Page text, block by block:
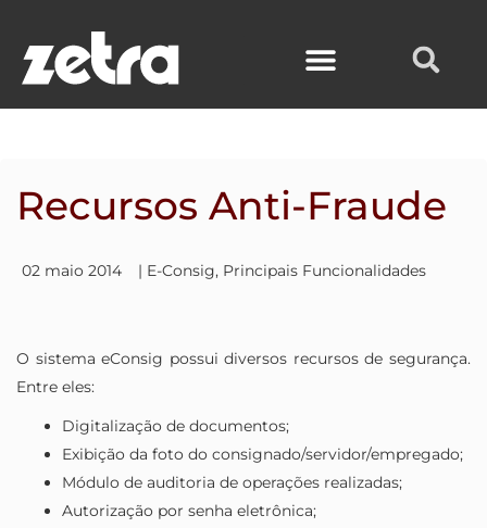
Recursos Anti-Fraude
02 maio 2014 | E-Consig, Principais Funcionalidades
O sistema eConsig possui diversos recursos de segurança.
Entre eles:
Digitalização de documentos;
Exibição da foto do consignado/servidor/empregado;
Módulo de auditoria de operações realizadas;
Autorização por senha eletrônica;